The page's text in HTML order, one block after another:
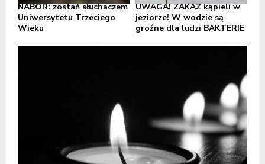
NABÓR: zostań słuchaczem
Uniwersytetu Trzeciego
Wieku
UWAGA! ZAKAZ kąpieli w
jeziorze! W wodzie są
groźne dla ludzi BAKTERIE